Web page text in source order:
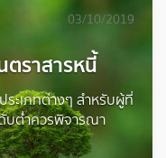
03/10/2019
ราสารหนี้
ะเภทต่างๆ สำหรับผู้ที่
ดับต่ำควรพิจารณา